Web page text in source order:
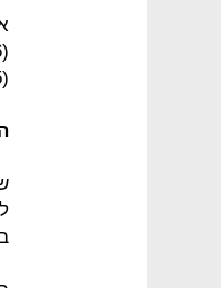
(45) היו העמוסות ביותר.